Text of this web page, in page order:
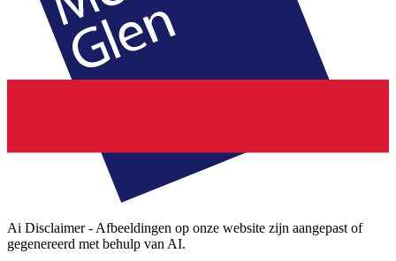
Ai Disclaimer - Afbeeldingen op onze website zijn aangepast of
gegenereerd met behulp van AI.